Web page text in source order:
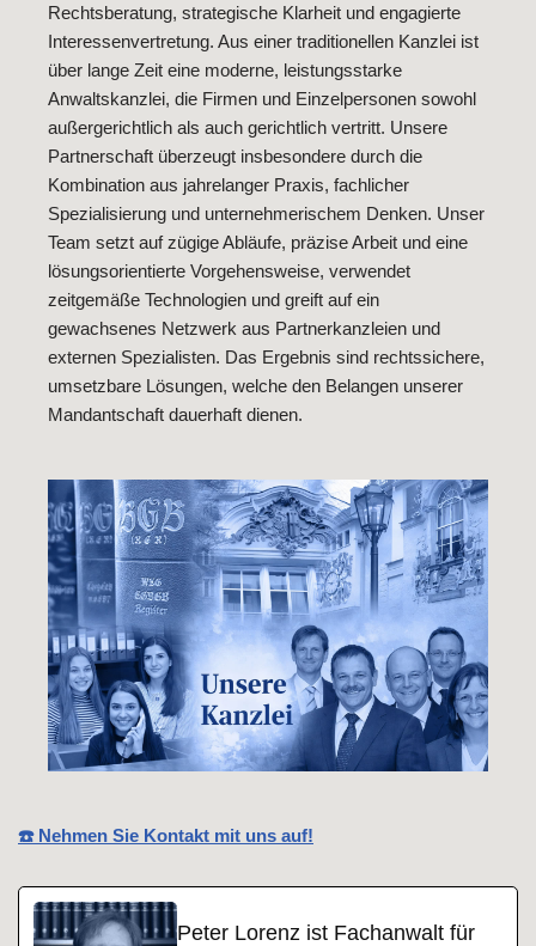
Rechtsberatung, strategische Klarheit und engagierte
Interessenvertretung. Aus einer traditionellen Kanzlei ist
über lange Zeit eine moderne, leistungsstarke
Anwaltskanzlei, die Firmen und Einzelpersonen sowohl
außergerichtlich als auch gerichtlich vertritt. Unsere
Partnerschaft überzeugt insbesondere durch die
Kombination aus jahrelanger Praxis, fachlicher
Spezialisierung und unternehmerischem Denken. Unser
Team setzt auf zügige Abläufe, präzise Arbeit und eine
lösungsorientierte Vorgehensweise, verwendet
zeitgemäße Technologien und greift auf ein
gewachsenes Netzwerk aus Partnerkanzleien und
externen Spezialisten. Das Ergebnis sind rechtssichere,
umsetzbare Lösungen, welche den Belangen unserer
Mandantschaft dauerhaft dienen.
☎️ Nehmen Sie Kontakt mit uns auf!
Peter Lorenz ist Fachanwalt für